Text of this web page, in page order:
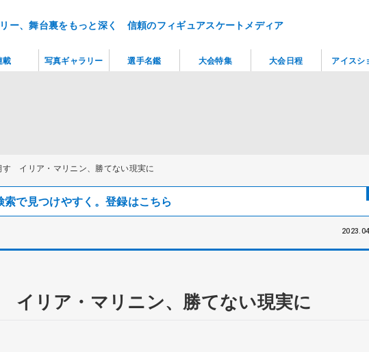
ー、舞台裏をもっと深く 信頼のフィギュアスケートメディア
す イリア・マリニン、勝てない現実に
で見つけやすく。登録はこちら
イリア・マリニン、勝てない現実に
載 写真ギャラリー 選手名鑑 大会特集 大会日程 アイスシ